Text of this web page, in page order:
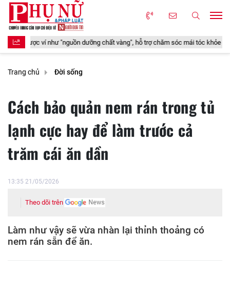
chất vàng", hỗ trợ chăm sóc mái tóc khỏe đẹp từ bên trong Nghỉ
Trang chủ Đời sống
Cách bảo quản nem rán trong tủ
lạnh cực hay để làm trước cả
trăm cái ăn dần
13:35 21/05/2026
Theo dõi trên
Làm như vậy sẽ vừa nhàn lại thỉnh thoảng có
nem rán sẵn để ăn.